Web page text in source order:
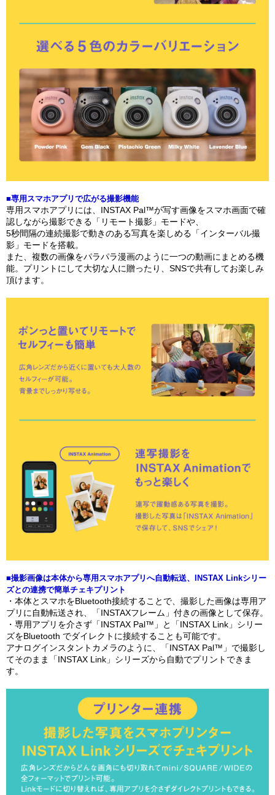
■専用スマホアプリで広がる撮影機能
専用スマホアプリには、INSTAX Pal™が写す画像をスマホ画面で確
認しながら撮影できる「リモート撮影」モードや、
5秒間隔の連続撮影で動きのある写真を楽しめる「インターバル撮
影」モードを搭載。
また、複数の画像をパラパラ漫画のように一つの動画にまとめる機
能。プリントにして大切な人に贈ったり、SNSで共有してお楽しみ
頂けます。
■撮影画像は本体から専用スマホアプリへ自動転送、INSTAX Linkシリー
ズとの連携で簡単チェキプリント
・本体とスマホをBluetooth接続することで、撮影した画像は専用ア
プリに自動転送され、「INSTAXフレーム」付きの画像として保存。
・専用アプリを介さず「INSTAX Pal™」と「INSTAX Link」シリー
ズをBluetooth でダイレクトに接続することも可能です。
アナログインスタントカメラのように、「INSTAX Pal™」で撮影し
てそのまま「INSTAX Link」シリーズから自動でプリントできま
す。